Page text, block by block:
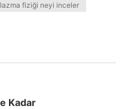
fiziği neyi inceler
Kadar